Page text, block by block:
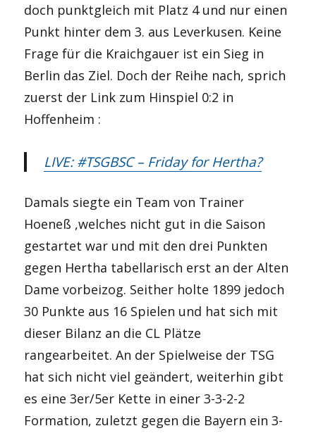
doch punktgleich mit Platz 4 und nur einen
Punkt hinter dem 3. aus Leverkusen. Keine
Frage für die Kraichgauer ist ein Sieg in
Berlin das Ziel. Doch der Reihe nach, sprich
zuerst der Link zum Hinspiel 0:2 in
Hoffenheim :
LIVE: #TSGBSC – Friday for Hertha?
Damals siegte ein Team von Trainer
Hoeneß ,welches nicht gut in die Saison
gestartet war und mit den drei Punkten
gegen Hertha tabellarisch erst an der Alten
Dame vorbeizog. Seither holte 1899 jedoch
30 Punkte aus 16 Spielen und hat sich mit
dieser Bilanz an die CL Plätze
rangearbeitet. An der Spielweise der TSG
hat sich nicht viel geändert, weiterhin gibt
es eine 3er/5er Kette in einer 3-3-2-2
Formation, zuletzt gegen die Bayern ein 3-